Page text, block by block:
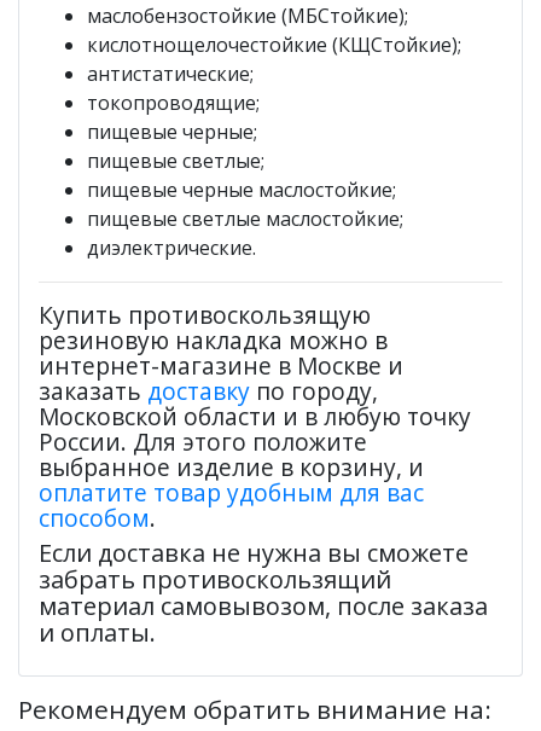
маслобензостойкие (МБСтойкие);
кислотнощелочестойкие (КЩСтойкие);
антистатические;
токопроводящие;
пищевые черные;
пищевые светлые;
пищевые черные маслостойкие;
пищевые светлые маслостойкие;
диэлектрические.
Купить противоскользящую
резиновую накладка можно в
интернет-магазине в Москве и
заказать доставку по городу,
Московской области и в любую точку
России. Для этого положите
выбранное изделие в корзину, и
оплатите товар удобным для вас
способом.
Если доставка не нужна вы сможете
забрать противоскользящий
материал самовывозом, после заказа
и оплаты.
Рекомендуем обратить внимание на: